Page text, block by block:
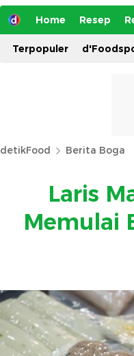
Home Resep
Terpopuler
detikFood Berita Boga
Laris
Memulai